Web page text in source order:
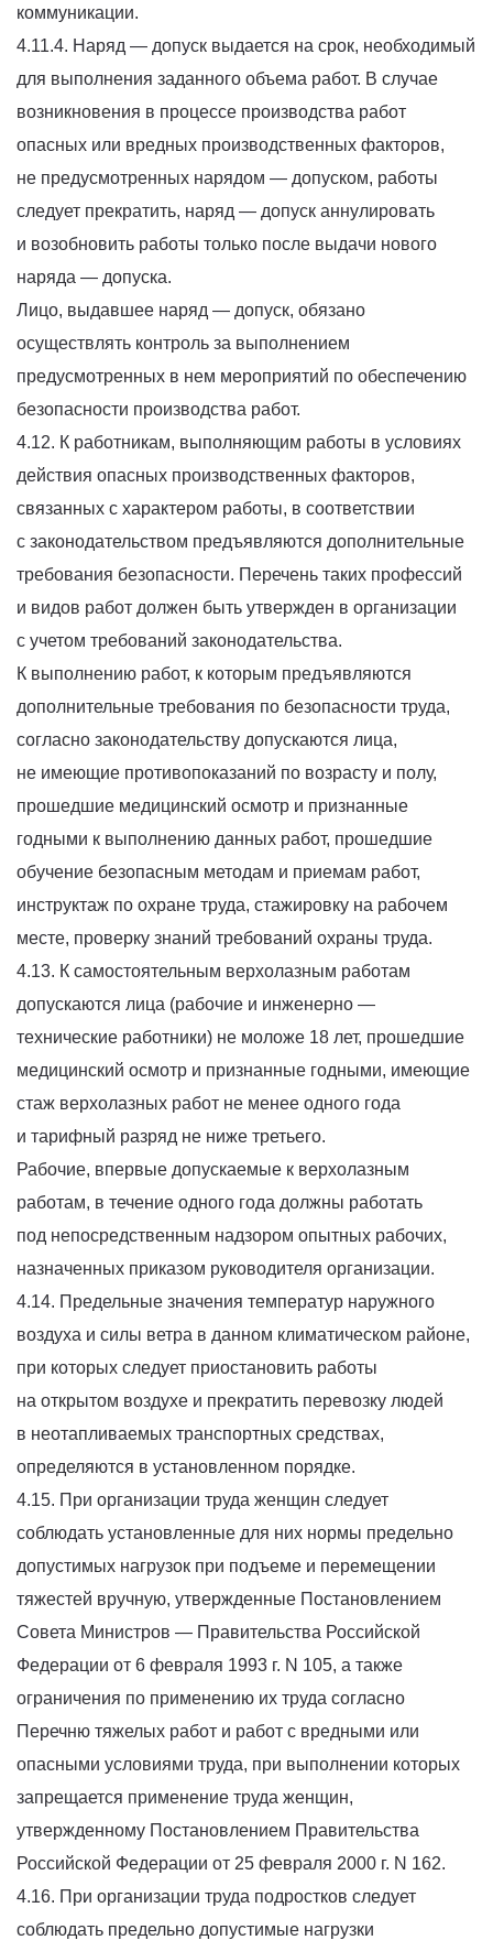
коммуникации.
4.11.4. Наряд — допуск выдается на срок, необходимый
для выполнения заданного объема работ. В случае
возникновения в процессе производства работ
опасных или вредных производственных факторов,
не предусмотренных нарядом — допуском, работы
следует прекратить, наряд — допуск аннулировать
и возобновить работы только после выдачи нового
наряда — допуска.
Лицо, выдавшее наряд — допуск, обязано
осуществлять контроль за выполнением
предусмотренных в нем мероприятий по обеспечению
безопасности производства работ.
4.12. К работникам, выполняющим работы в условиях
действия опасных производственных факторов,
связанных с характером работы, в соответствии
с законодательством предъявляются дополнительные
требования безопасности. Перечень таких профессий
и видов работ должен быть утвержден в организации
с учетом требований законодательства.
К выполнению работ, к которым предъявляются
дополнительные требования по безопасности труда,
согласно законодательству допускаются лица,
не имеющие противопоказаний по возрасту и полу,
прошедшие медицинский осмотр и признанные
годными к выполнению данных работ, прошедшие
обучение безопасным методам и приемам работ,
инструктаж по охране труда, стажировку на рабочем
месте, проверку знаний требований охраны труда.
4.13. К самостоятельным верхолазным работам
допускаются лица (рабочие и инженерно —
технические работники) не моложе 18 лет, прошедшие
медицинский осмотр и признанные годными, имеющие
стаж верхолазных работ не менее одного года
и тарифный разряд не ниже третьего.
Рабочие, впервые допускаемые к верхолазным
работам, в течение одного года должны работать
под непосредственным надзором опытных рабочих,
назначенных приказом руководителя организации.
4.14. Предельные значения температур наружного
воздуха и силы ветра в данном климатическом районе,
при которых следует приостановить работы
на открытом воздухе и прекратить перевозку людей
в неотапливаемых транспортных средствах,
определяются в установленном порядке.
4.15. При организации труда женщин следует
соблюдать установленные для них нормы предельно
допустимых нагрузок при подъеме и перемещении
тяжестей вручную, утвержденные Постановлением
Совета Министров — Правительства Российской
Федерации от 6 февраля 1993 г. N 105, а также
ограничения по применению их труда согласно
Перечню тяжелых работ и работ с вредными или
опасными условиями труда, при выполнении которых
запрещается применение труда женщин,
утвержденному Постановлением Правительства
Российской Федерации от 25 февраля 2000 г. N 162.
4.16. При организации труда подростков следует
соблюдать предельно допустимые нагрузки